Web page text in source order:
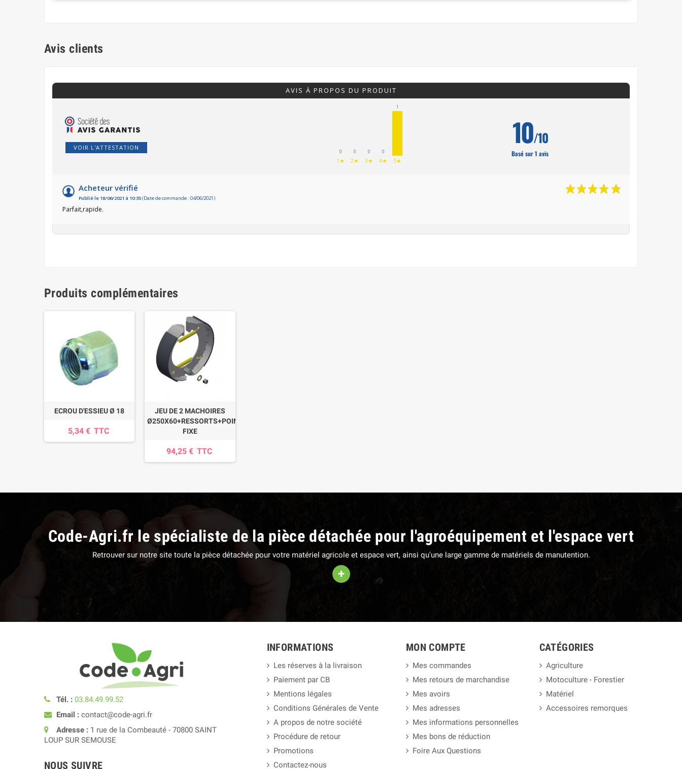
Avis clients
AVIS À PROPOS DU PRODUIT
VOIR L'ATTESTATION
0
1★
0
2★
0
3★
0
4★
1
5★
10/10
Basé sur 1 avis
Acheteur vérifié
Publié le 18/06/2021 à 10:35(Date de commande : 04/06/2021)
Parfait,rapide.
Produits complémentaires
ECROU D'ESSIEU Ø 18
5,34 € TTC
JEU DE 2 MACHOIRES
Ø250X60+RESSORTS+POINT
FIXE
94,25 € TTC
Code-Agri.fr le spécialiste de la pièce détachée pour l'agroéquipement et l'espace vert
Retrouver sur notre site toute la pièce détachée pour votre matériel agricole et espace vert, ainsi qu'une large gamme de matériels de manutention.
+
Tél. : 03.84.49.99.52
Email : contact@code-agri.fr
Adresse : 1 rue de la Combeauté - 70800 SAINT
LOUP SUR SEMOUSE
NOUS SUIVRE
INFORMATIONS
Les réserves à la livraison
Paiement par CB
Mentions légales
Conditions Générales de Vente
A propos de notre société
Procédure de retour
Promotions
Contactez-nous
MON COMPTE
Mes commandes
Mes retours de marchandise
Mes avoirs
Mes adresses
Mes informations personnelles
Mes bons de réduction
Foire Aux Questions
CATÉGORIES
Agriculture
Motoculture - Forestier
Matériel
Accessoires remorques